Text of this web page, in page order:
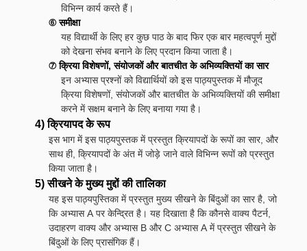
विभिन्न कार्य करते हैं।
⑥ समीक्षा
यह विद्यार्थी के लिए हर कुछ पाठ के बाद फिर एक बार महत्वपूर्ण मुद्दों
को देखना संभव बनाने के लिए प्रदान किया जाता है।
⑦ क्रिया विशेषणों, संयोजकों और बातचीत के अभिव्यक्तियों का सार
इन अभ्यास प्रश्नों को विद्यार्थियों को इस पाठ्यपुस्तक में मौजूद
क्रिया विशेषणों, संयोजकों और बातचीत के अभिव्यक्तियों की समीक्षा
करने में सक्षम बनाने के लिए बनाया गया है।
4) क्रियापद के रूप
इस भाग में इस पाठ्यपुस्तक में प्रस्तुत क्रियापदों के रूपों का सार, और
साथ ही, क्रियापदों के अंत में जोड़े जाने वाले विभिन्न रूपों को प्रस्तुत
किया जाता है।
5) सीखने के मुख्य मुद्दों की तालिका
यह इस पाठ्यपुस्तिका में प्रस्तुत मुख्य सीखने के बिंदुओं का सार है, जो
कि अभ्यास A पर केन्द्रित है। यह दिखाता है कि कौनसे वाक्य पैटर्न,
उदाहरण वाक्य और अभ्यास B और C अभ्यास A में प्रस्तुत सीखने के
बिंदुओं के लिए प्रासंगिक हैं।